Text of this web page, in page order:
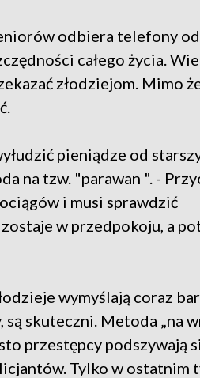
odbiera telefony od
całego życia.
złodziejom. Mimo
pieniądze od
na tzw. "parawan ". -
i musi sprawdzić
w przedpokoju, a
wymyślają coraz
skuteczni. Metoda „na
przestępcy podszywają
Tylko w ostatnim